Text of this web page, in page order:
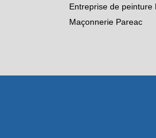
Entreprise de peinture
Maçonnerie Pareac